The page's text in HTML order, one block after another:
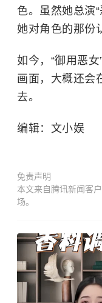
色。虽然她总演
她对角色的那份
如今，“御用恶
画面，大概还会
去。
编辑：文小娱
免责声明
本文来自腾讯新闻客
场。